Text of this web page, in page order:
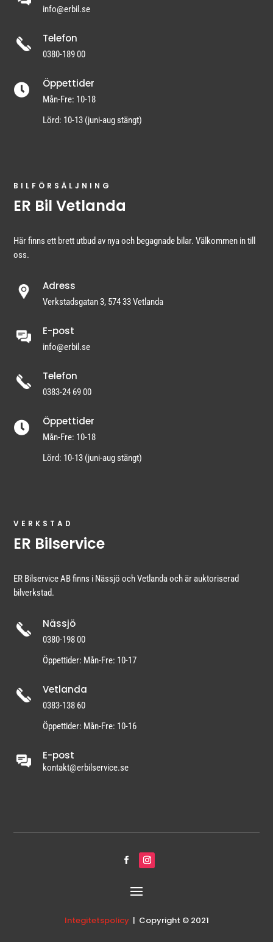
info@erbil.se
Telefon
0380-189 00
 Öppettider
Mån-Fre: 10-18
Lörd: 10-13 (juni-aug stängt)
BILFÖRSÄLJNING
ER Bil Vetlanda
Här finns ett brett utbud av nya och begagnade bilar. Välkommen in till
oss.
Adress
Verkstadsgatan 3, 574 33 Vetlanda
E-post
info@erbil.se
Telefon
0383-24 69 00
 Öppettider
Mån-Fre: 10-18
Lörd: 10-13 (juni-aug stängt)
VERKSTAD
ER Bilservice
ER Bilservice AB finns i Nässjö och Vetlanda och är auktoriserad
bilverkstad.
Nässjö
0380-198 00
Öppettider: Mån-Fre: 10-17
Vetlanda
0383-138 60
Öppettider: Mån-Fre: 10-16
E-post
kontakt@erbilservice.se
Integitetspolicy| Copyright © 2021